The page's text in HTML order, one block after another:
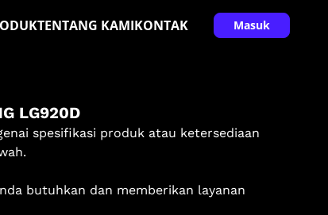
TENTANG KAMIKONTAK Masuk
LG920D
spesifikasi produk atau ketersediaan
butuhkan dan memberikan layanan